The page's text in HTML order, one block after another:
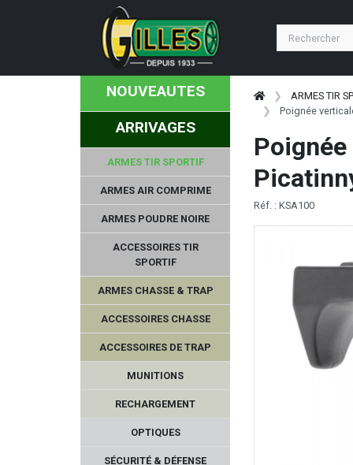
NOUVEAUTES
ARRIVAGES
ARMES TIR SPORTIF
ARMES AIR COMPRIME
ARMES POUDRE NOIRE
ACCESSOIRES TIR
SPORTIF
ARMES CHASSE & TRAP
ACCESSOIRES CHASSE
ACCESSOIRES DE TRAP
MUNITIONS
RECHARGEMENT
OPTIQUES
SÉCURITÉ & DÉFENSE
ARMES TIR
Poignée
Réf. : KSA100